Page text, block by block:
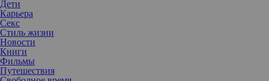
Дети
Карьера
Секс
Стиль жизни
Новости
Книги
Фильмы
Путешествия
Нет ни одного гормона, который бы не влиял на энергию в
женском организме. Но есть основные базисные системы,
отвечающие за жизненный тонус. Мы попросили врача-
эндокринолога и диетолога Марию Матвееву рассказать о
важности гормонов в жизни женщины.